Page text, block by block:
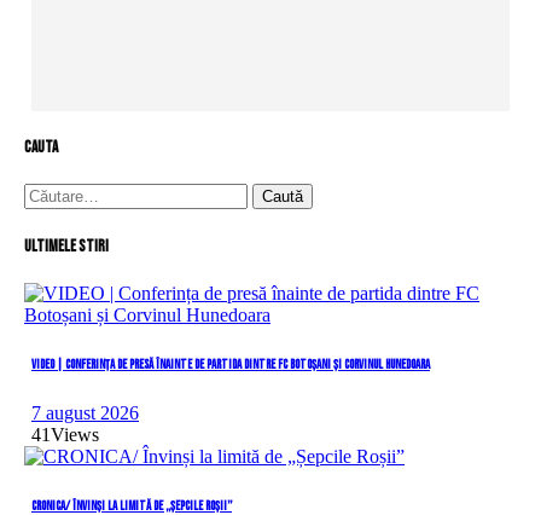
cauta
Caută
după:
Ultimele stiri
VIDEO | Conferința de presă înainte de partida dintre FC Botoșani și Corvinul Hunedoara
7 august 2026
41Views
CRONICA/ Învinși la limită de „Șepcile Roșii”